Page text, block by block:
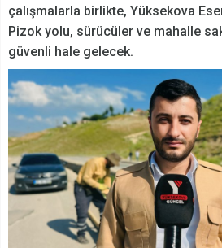
çalışmalarla birlikte, Yüksekova
Pizok yolu, sürücüler ve mahalle
güvenli hale gelecek.